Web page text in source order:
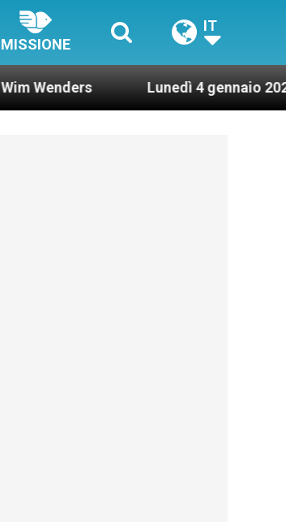
MISSIONE
IT
Lunedì 4 gennaio 2021: Possesso